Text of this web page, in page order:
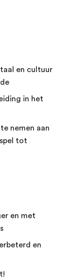
en cultuur
in het
nemen aan
tot
en met
en